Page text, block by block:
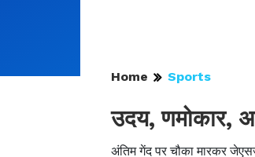
Home Sports
उदय, णमोकार,
अंतिम गेंद पर चौका मारकर